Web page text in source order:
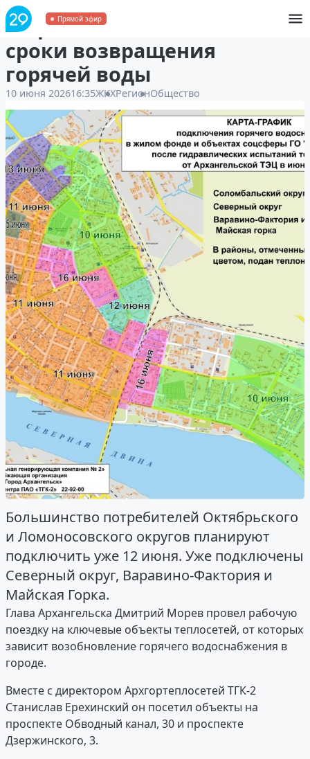
Прямой эфир
В Архангельске назвали
сроки возвращения
горячей воды
10 июня 202616:35ЖКХРегионОбщество
Большинство потребителей Октябрьского
и Ломоносовского округов планируют
подключить уже 12 июня. Уже подключены
Северный округ, Варавино-Фактория и
Майская Горка.
Глава Архангельска Дмитрий Морев провел рабочую
поездку на ключевые объекты теплосетей, от которых
зависит возобновление горячего водоснабжения в
городе.
Вместе с директором Архгортеплосетей ТГК-2
Станислав Ерехинский он посетил объекты на
проспекте Обводный канал, 30 и проспекте
Дзержинского, 3.